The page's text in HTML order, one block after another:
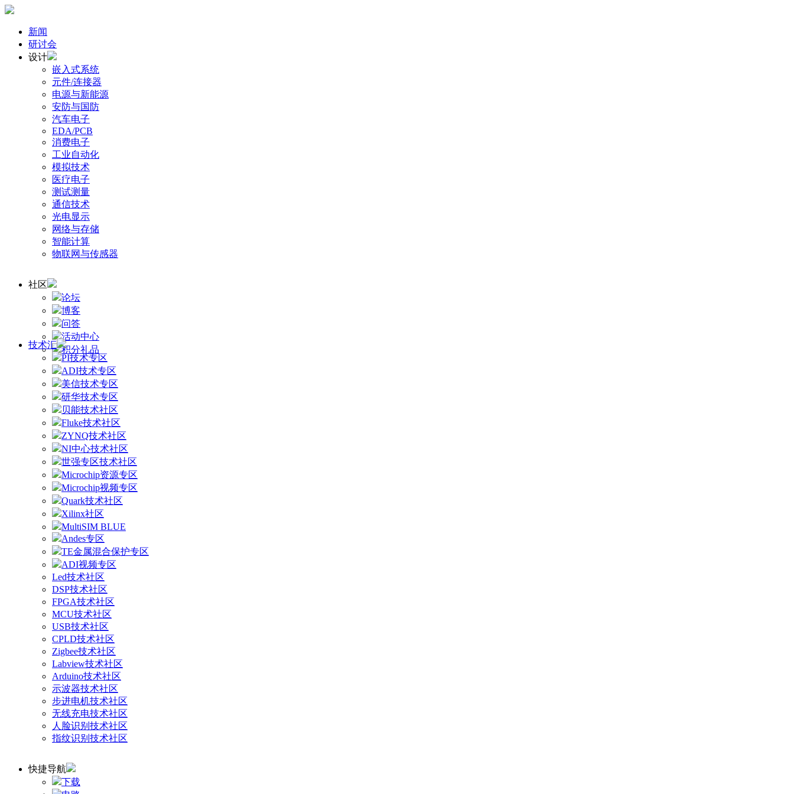
新闻
研讨会
设计
嵌入式系统
元件/连接器
电源与新能源
安防与国防
汽车电子
EDA/PCB
消费电子
工业自动化
模拟技术
医疗电子
测试测量
通信技术
光电显示
网络与存储
智能计算
物联网与传感器
社区
论坛
博客
问答
活动中心
积分礼品
技术汇
PI技术专区
ADI技术专区
美信技术专区
研华技术专区
贝能技术社区
Fluke技术社区
ZYNQ技术社区
NI中心技术社区
世强专区技术社区
Microchip资源专区
Microchip视频专区
Quark技术社区
Xilinx社区
MultiSIM BLUE
Andes专区
TE金属混合保护专区
ADI视频专区
Led技术社区
DSP技术社区
FPGA技术社区
MCU技术社区
USB技术社区
CPLD技术社区
Zigbee技术社区
Labview技术社区
Arduino技术社区
示波器技术社区
步进电机技术社区
无线充电技术社区
人脸识别技术社区
指纹识别技术社区
快捷导航
下载